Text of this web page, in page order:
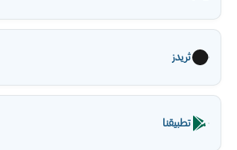
ثريدز
تطبيقنا